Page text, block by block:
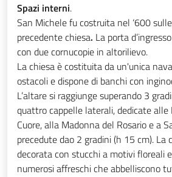
Spazi interni.
San Michele fu costruita nel ‘600
precedente chiesa. La porta
con due cornucopie in altorilievo.
La chiesa è costituita da un'unica
ostacoli e dispone di banchi con
L’altare si raggiunge superando 3
quattro cappelle laterali, dedicate alle
Cuore, alla Madonna del Rosario e a
precedute dao 2 gradini (h 15 cm). La
decorata con stucchi a motivi floreali
numerosi affreschi che abbelliscono